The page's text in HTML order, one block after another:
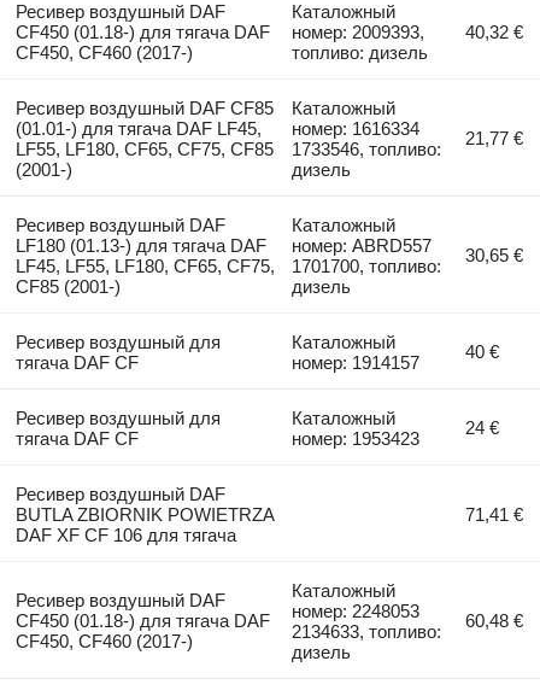
Ресивер воздушный DAF
CF450 (01.18-) для тягача DAF
CF450, CF460 (2017-)
Каталожный
номер: 2009393,
топливо: дизель
40,32 €
Ресивер воздушный DAF CF85
(01.01-) для тягача DAF LF45,
LF55, LF180, CF65, CF75, CF85
(2001-)
Каталожный
номер: 1616334
1733546, топливо:
дизель
21,77 €
Ресивер воздушный DAF
LF180 (01.13-) для тягача DAF
LF45, LF55, LF180, CF65, CF75,
CF85 (2001-)
Каталожный
номер: ABRD557
1701700, топливо:
дизель
30,65 €
Ресивер воздушный для
тягача DAF CF
Каталожный
номер: 1914157
40 €
Ресивер воздушный для
тягача DAF CF
Каталожный
номер: 1953423
24 €
Ресивер воздушный DAF
BUTLA ZBIORNIK POWIETRZA
DAF XF CF 106 для тягача
71,41 €
Ресивер воздушный DAF
CF450 (01.18-) для тягача DAF
CF450, CF460 (2017-)
Каталожный
номер: 2248053
2134633, топливо:
дизель
60,48 €